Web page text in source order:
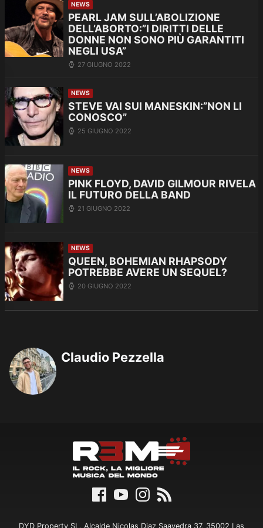
NEWS
PEARL JAM SULL’ABOLIZIONE
DELL’ABORTO:”I DIRITTI DELLE
DONNE NON SONO PIÙ GARANTITI
NEGLI USA”
27 GIUGNO 2022
NEWS
STEVE VAI SUI MANESKIN:”NON LI
CONOSCO”
25 GIUGNO 2022
NEWS
PINK FLOYD, DAVID GILMOUR RIVELA
IL FUTURO DELLA BAND
21 GIUGNO 2022
NEWS
QUEEN, BOHEMIAN RHAPSODY
POTREBBE AVERE UN SEQUEL?
20 GIUGNO 2022
Claudio Pezzella
DYD Property SL, Alcalde Nicolas Diaz Saavedra 37, 35002 Las